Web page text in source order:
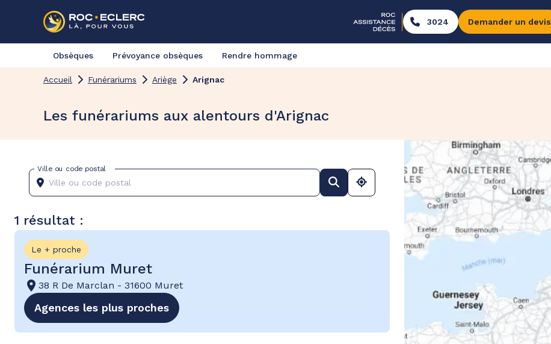
3024 Demander un devis
Obsèques Prévoyance obsèques Rendre hommage
Accueil Funérariums Ariège Arignac
Les funérariums aux alentours d'Arignac
Ville ou code postal
1 résultat :
Le + proche
Funérarium Muret
38 R De Marclan - 31600 Muret
Agences les plus proches